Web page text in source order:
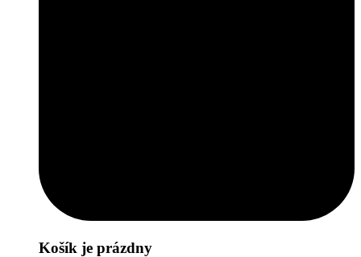
Košík je prázdny